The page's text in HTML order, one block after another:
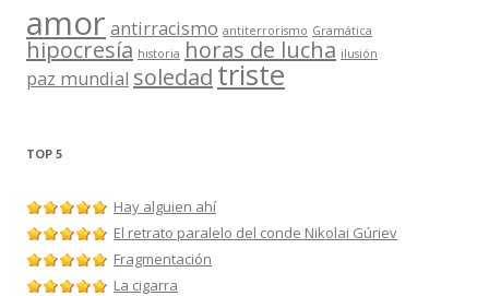
amor antirracismo antiterrorismo Gramática
hipocresía historia horas de lucha ilusión
paz mundial soledad triste
TOP 5
Hay alguien ahí
El retrato paralelo del conde Nikolai Gúriev
Fragmentación
La cigarra